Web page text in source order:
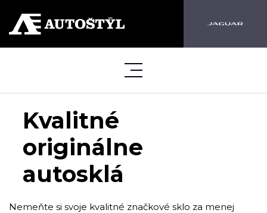
Kvalitné
originálne
autosklá
Nemeňte si svoje kvalitné značkové sklo za menej